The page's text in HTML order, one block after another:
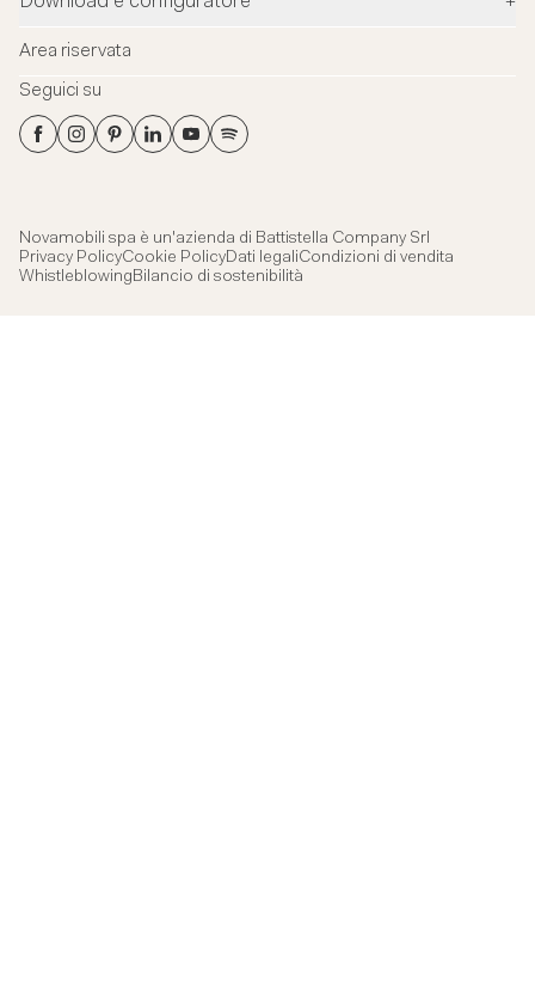
Designer
News
Contatti
Flagship Store Milano
Virtual Tour
Flagship Store Milano
Configuratore
Schede tecniche
Area riservata
Seguici su
Novamobili spa è un'azienda di Battistella Company Srl
Privacy PolicyCookie PolicyDati legaliCondizioni di vendita
WhistleblowingBilancio di sostenibilità